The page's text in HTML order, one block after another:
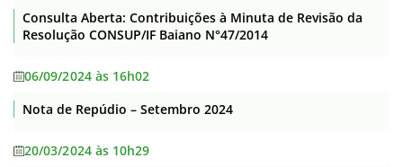
Consulta Aberta: Contribuições à Minuta de Revisão da
Resolução CONSUP/IF Baiano N°47/2014
06/09/2024 às 16h02
Nota de Repúdio – Setembro 2024
20/03/2024 às 10h29